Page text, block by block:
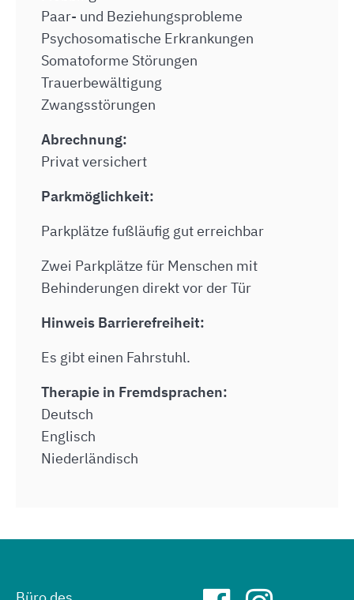
Paar- und Beziehungsprobleme
Psychosomatische Erkrankungen
Somatoforme Störungen
Trauerbewältigung
Zwangsstörungen
Abrechnung:
Privat versichert
Parkmöglichkeit:
Parkplätze fußläufig gut erreichbar
Zwei Parkplätze für Menschen mit
Behinderungen direkt vor der Tür
Hinweis Barrierefreiheit:
Es gibt einen Fahrstuhl.
Therapie in Fremdsprachen:
Deutsch
Englisch
Niederländisch